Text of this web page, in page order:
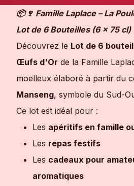
📦🍷 Famille Laplace – La
Lot de 6 Bouteilles (6 × 75 cl)
Découvrez le Lot de 6
Œufs d'Or de la Famille
moelleux élaboré à partir du
Manseng, symbole du Sud-
Ce lot est idéal pour :
Les apéritifs en famille
Les repas festifs
Les cadeaux pour
aromatiques